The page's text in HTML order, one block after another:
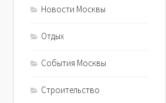
Новости Москвы
Отдых
События Москвы
Строительство